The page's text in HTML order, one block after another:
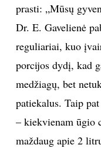
NELAIMĖS
KONTAKTAI
PRIVATUMO
prasti: „Mūsų
Dr. E. Gavelienė
reguliariai, kuo
porcijos dydį, kad
medžiagų, bet
patiekalus. Taip
– kiekvienam ūgio
maždaug apie 2